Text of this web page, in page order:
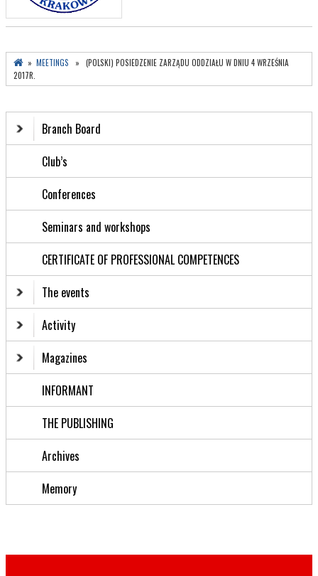
» MEETINGS » (POLSKI) POSIEDZENIE ZARZĄDU ODDZIAŁU W DNIU 4 WRZEŚNIA
2017R.
Branch Board
Club’s
Conferences
Seminars and workshops
CERTIFICATE OF PROFESSIONAL COMPETENCES
The events
Activity
Magazines
INFORMANT
THE PUBLISHING
Archives
Memory